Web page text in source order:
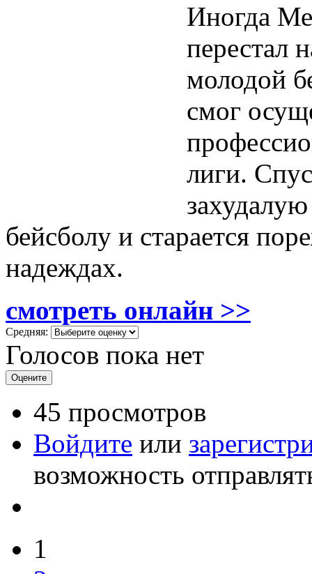
Иногда
перестал
молодой
смог
лиги.
бейсболу и старается
надеждах.
смотреть онлайн >>
Средняя:
Голосов пока нет
45 просмотров
Войдите или
возможность
1